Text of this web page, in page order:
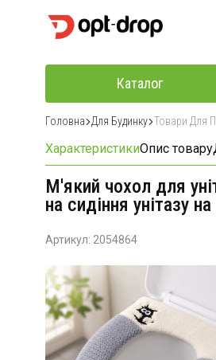
Каталог
Головна Для Будинку Товари Для
ХарактеристикиОпис товару
М'який чохол для
на сидіння унітазу
Артикул: 2054864